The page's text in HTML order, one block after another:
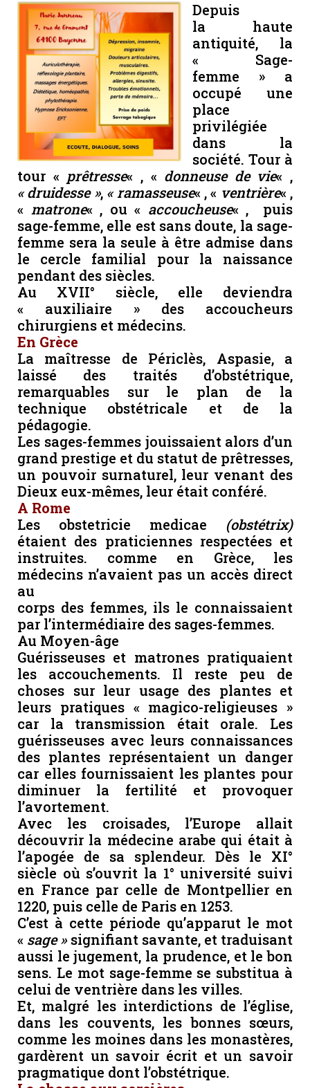
Depuis
la haute
antiquité, la
« Sage-
femme » a
occupé une
place
privilégiée
dans la
société. Tour à
tour « prêtresse« , « donneuse de vie« ,
« druidesse », « ramasseuse« , « ventrière« ,
« matrone« , ou « accoucheuse« , puis
sage-femme, elle est sans doute, la sage-
femme sera la seule à être admise dans
le cercle familial pour la naissance
pendant des siècles.
Au XVII° siècle, elle deviendra
« auxiliaire » des accoucheurs
chirurgiens et médecins.
En Grèce
La maîtresse de Périclès, Aspasie, a
laissé des traités d’obstétrique,
remarquables sur le plan de la
technique obstétricale et de la
pédagogie.
Les sages-femmes jouissaient alors d’un
grand prestige et du statut de prêtresses,
un pouvoir surnaturel, leur venant des
Dieux eux-mêmes, leur était conféré.
A Rome
Les obstetricie medicae (obstétrix)
étaient des praticiennes respectées et
instruites. comme en Grèce, les
médecins n’avaient pas un accès direct
au
corps des femmes, ils le connaissaient
par l’intermédiaire des sages-femmes.
Au Moyen-âge
Guérisseuses et matrones pratiquaient
les accouchements. Il reste peu de
choses sur leur usage des plantes et
leurs pratiques « magico-religieuses »
car la transmission était orale. Les
guérisseuses avec leurs connaissances
des plantes représentaient un danger
car elles fournissaient les plantes pour
diminuer la fertilité et provoquer
l’avortement.
Avec les croisades, l’Europe allait
découvrir la médecine arabe qui était à
l’apogée de sa splendeur. Dès le XI°
siècle où s’ouvrit la 1° université suivi
en France par celle de Montpellier en
1220, puis celle de Paris en 1253.
C’est à cette période qu’apparut le mot
« sage »signifiant savante, et traduisant
aussi le jugement, la prudence, et le bon
sens. Le mot sage-femme se substitua à
celui de ventrière dans les villes.
Et, malgré les interdictions de l’église,
dans les couvents, les bonnes sœurs,
comme les moines dans les monastères,
gardèrent un savoir écrit et un savoir
pragmatique dont l’obstétrique.